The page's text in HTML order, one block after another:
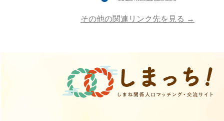
その他の関連リンク先を見る →